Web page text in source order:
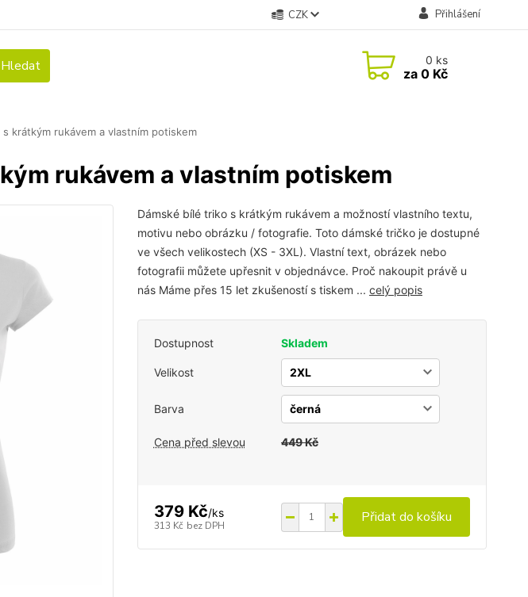
CZK Přihlášení
Hledat 0 ks
za0 Kč
s krátkým rukávem a vlastním potiskem
rukávem a vlastním potiskem
Dámské bílé triko s krátkým rukávem a možností vlastního textu,
motivu nebo obrázku / fotografie. Toto dámské tričko je dostupné
ve všech velikostech (XS - 3XL). Vlastní text, obrázek nebo
fotografii můžete upřesnit v objednávce. Proč nakoupit právě u
nás Máme přes 15 let zkušeností s tiskem ... celý popis
Dostupnost Skladem
Velikost
Barva
Cena před slevou 449 Kč
379 Kč/ks
313 Kč bez DPH Přidat do košíku